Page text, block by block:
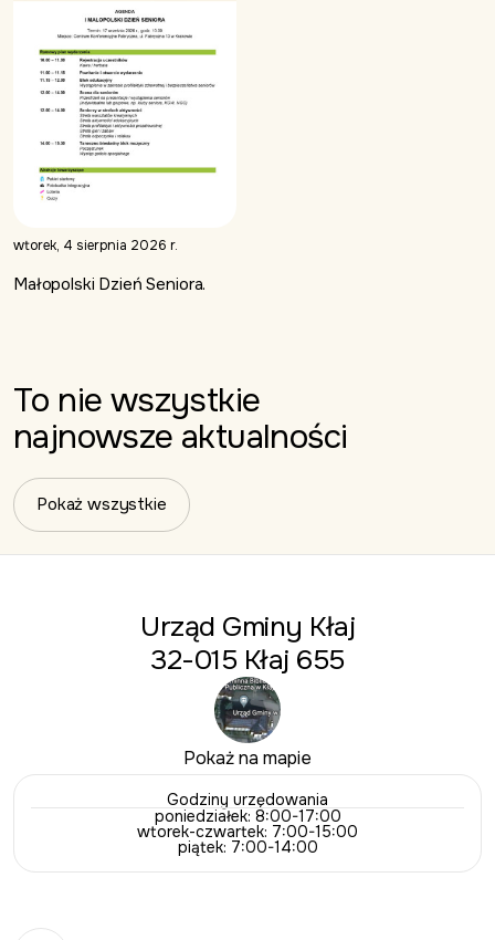
wtorek, 4 sierpnia 2026 r.
Małopolski Dzień Seniora.
To nie wszystkie
najnowsze aktualności
Pokaż wszystkie
Urząd Gminy Kłaj
32-015 Kłaj 655
Pokaż na mapie
Godziny urzędowania
poniedziałek: 8:00-17:00
wtorek-czwartek: 7:00-15:00
piątek: 7:00-14:00